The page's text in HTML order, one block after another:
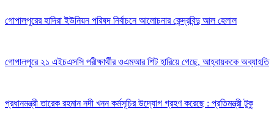
গোপালপুরের হাদিরা ইউনিয়ন পরিষদ নির্বাচনে আলোচনার কেন্দ্রবিন্দু আল হেলাল
গোপালপুরে ২১ এইচএসসি পরীক্ষার্থীর ওএমআর শিট হারিয়ে গেছে, আহ্বায়ককে অব্যাহতি
প্রধানমন্ত্রী তারেক রহমান নদী খনন কর্মসূচির উদ্যোগ গ্রহণ করেছে : প্রতিমন্ত্রী টুকু